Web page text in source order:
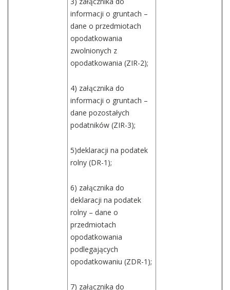
informacji o gruntach –
dane o przedmiotach
opodatkowania
zwolnionych z
opodatkowania (ZIR-2);
4) załącznika do
informacji o gruntach –
dane pozostałych
podatników (ZIR-3);
5)deklaracji na podatek
rolny (DR-1);
6) załącznika do
deklaracji na podatek
rolny – dane o
przedmiotach
opodatkowania
podlegających
opodatkowaniu (ZDR-1);
7) załącznika do